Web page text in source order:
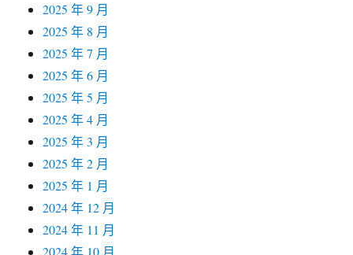
2025 年 9 月
2025 年 8 月
2025 年 7 月
2025 年 6 月
2025 年 5 月
2025 年 4 月
2025 年 3 月
2025 年 2 月
2025 年 1 月
2024 年 12 月
2024 年 11 月
2024 年 10 月